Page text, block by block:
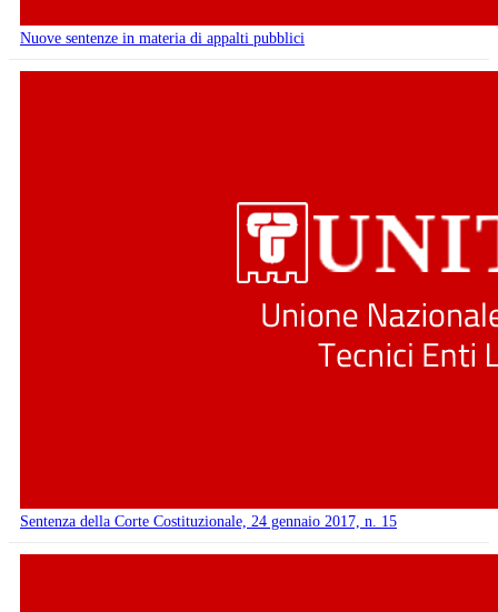
Nuove sentenze in materia di appalti pubblici
Sentenza della Corte Costituzionale, 24 gennaio 2017, n. 15